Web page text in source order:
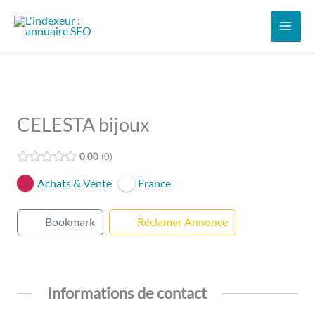
CELESTA bijoux
0.00 0
Achats & Vente France
Bookmark Réclamer Annonce
Informations de contact